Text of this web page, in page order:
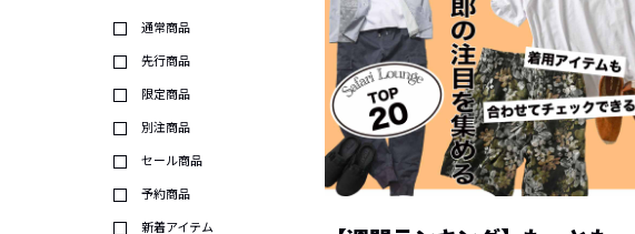
通常商品
先行商品
限定商品
別注商品
セール商品
予約商品
新着アイテム